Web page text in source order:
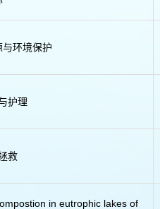
环境保护
护理
救
in eutrophic lakes of